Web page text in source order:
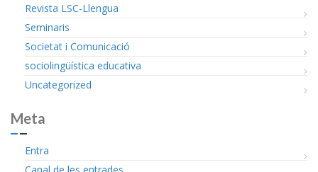
Revista LSC-Llengua
Seminaris
Societat i Comunicació
sociolingüística educativa
Uncategorized
Meta
Entra
Canal de les entrades